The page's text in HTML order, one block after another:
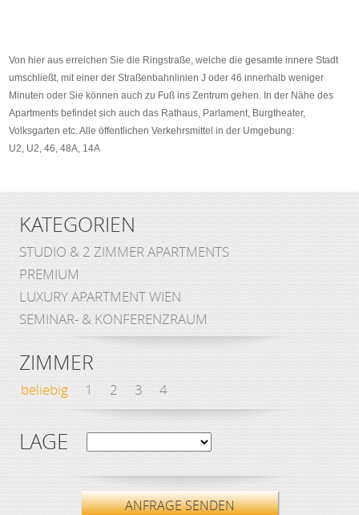
Von hier aus erreichen Sie die Ringstraße, welche die gesamte innere Stadt
umschließt, mit einer der Straßenbahnlinien J oder 46 innerhalb weniger
Minuten oder Sie können auch zu Fuß ins Zentrum gehen. In der Nähe des
Apartments befindet sich auch das Rathaus, Parlament, Burgtheater,
Volksgarten etc. Alle öffentlichen Verkehrsmittel in der Umgebung:
U2, U2, 46, 48A, 14A
KATEGORIEN
STUDIO & 2 ZIMMER APARTMENTS
PREMIUM
LUXURY APARTMENT WIEN
SEMINAR- & KONFERENZRAUM
ZIMMER
beliebig 1 2 3 4
LAGE
ANFRAGE SENDEN